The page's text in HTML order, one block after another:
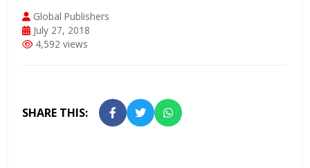
Global Publishers
July 27, 2018
4,592 views
SHARE THIS: